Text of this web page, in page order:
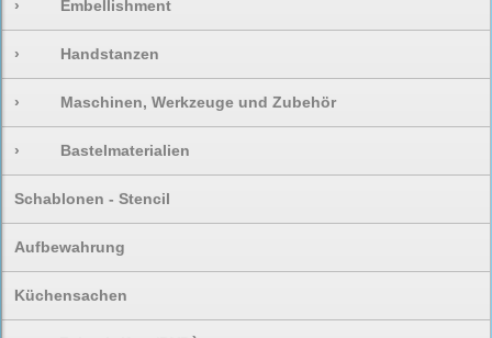
› Embellishment
› Handstanzen
› Maschinen, Werkzeuge und Zubehör
› Bastelmaterialien
Schablonen - Stencil
Aufbewahrung
Küchensachen